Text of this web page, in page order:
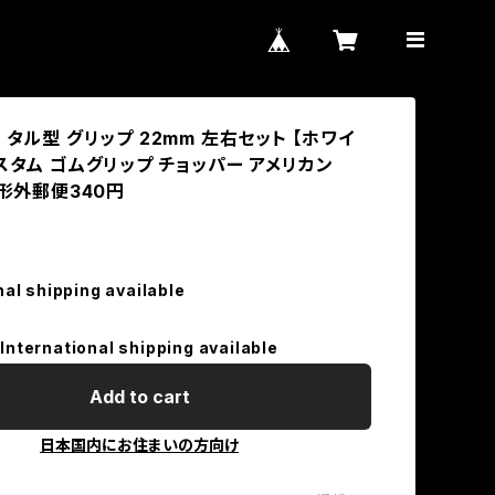
ル型 グリップ 22mm 左右セット 【ホワイ
タム ゴムグリップ チョッパー アメリカン
外郵便340円
shipping available
International shipping available
Add to cart
日本国内にお住まいの方向け